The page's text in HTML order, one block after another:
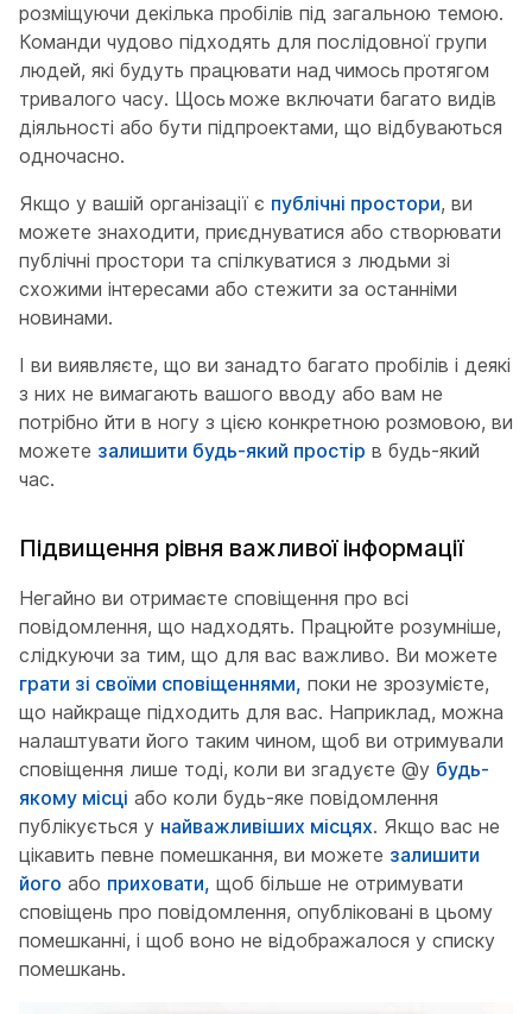
розміщуючи декілька пробілів під загальною темою.
Команди чудово підходять для послідовної групи
людей, які будуть працювати над чимось протягом
тривалого часу. Щось може включати багато видів
діяльності або бути підпроектами, що відбуваються
одночасно.
Якщо у вашій організації є публічні простори, ви
можете знаходити, приєднуватися або створювати
публічні простори та спілкуватися з людьми зі
схожими інтересами або стежити за останніми
новинами.
І ви виявляєте, що ви занадто багато пробілів і деякі
з них не вимагають вашого вводу або вам не
потрібно йти в ногу з цією конкретною розмовою, ви
можете залишити будь-який простір в будь-який
час.
Підвищення рівня важливої інформації
Негайно ви отримаєте сповіщення про всі
повідомлення, що надходять. Працюйте розумніше,
слідкуючи за тим, що для вас важливо. Ви можете
грати зі своїми сповіщеннями, поки не зрозумієте,
що найкраще підходить для вас. Наприклад, можна
налаштувати його таким чином, щоб ви отримували
сповіщення лише тоді, коли ви згадуєте @у будь-
якому місці або коли будь-яке повідомлення
публікується у найважливіших місцях. Якщо вас не
цікавить певне помешкання, ви можете залишити
його або приховати, щоб більше не отримувати
сповіщень про повідомлення, опубліковані в цьому
помешканні, і щоб воно не відображалося у списку
помешкань.